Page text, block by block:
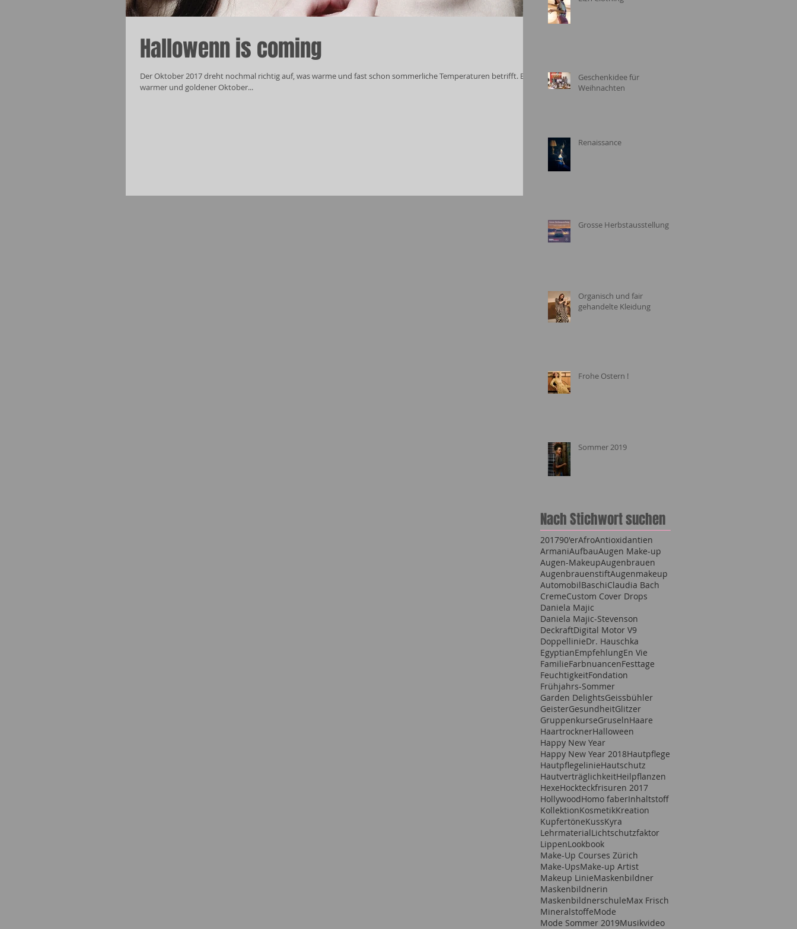
Hallowenn is coming
Der Oktober 2017 dreht nochmal richtig auf, was warme und fast schon sommerliche Temperaturen betrifft. Ein
warmer und goldener Oktober...
Geschenkidee für
Weihnachten
Renaissance
Grosse Herbstausstellung
Organisch und fair
gehandelte Kleidung
Frohe Ostern !
Sommer 2019
Nach Stichwort suchen
201790'erAfroAntioxidantien
ArmaniAufbauAugen Make-up
Augen-MakeupAugenbrauen
AugenbrauenstiftAugenmakeup
AutomobilBaschiClaudia Bach
CremeCustom Cover Drops
Daniela Majic
Daniela Majic-Stevenson
DeckraftDigital Motor V9
DoppellinieDr. Hauschka
EgyptianEmpfehlungEn Vie
FamilieFarbnuancenFesttage
FeuchtigkeitFondation
Frühjahrs-Sommer
Garden DelightsGeissbühler
GeisterGesundheitGlitzer
GruppenkurseGruselnHaare
HaartrocknerHalloween
Happy New Year
Happy New Year 2018Hautpflege
HautpflegelinieHautschutz
HautverträglichkeitHeilpflanzen
HexeHockteckfrisuren 2017
HollywoodHomo faberInhaltstoff
KollektionKosmetikKreation
KupfertöneKussKyra
LehrmaterialLichtschutzfaktor
LippenLookbook
Make-Up Courses Zürich
Make-UpsMake-up Artist
Makeup LinieMaskenbildner
Maskenbildnerin
MaskenbildnerschuleMax Frisch
MineralstoffeMode
Mode Sommer 2019Musikvideo